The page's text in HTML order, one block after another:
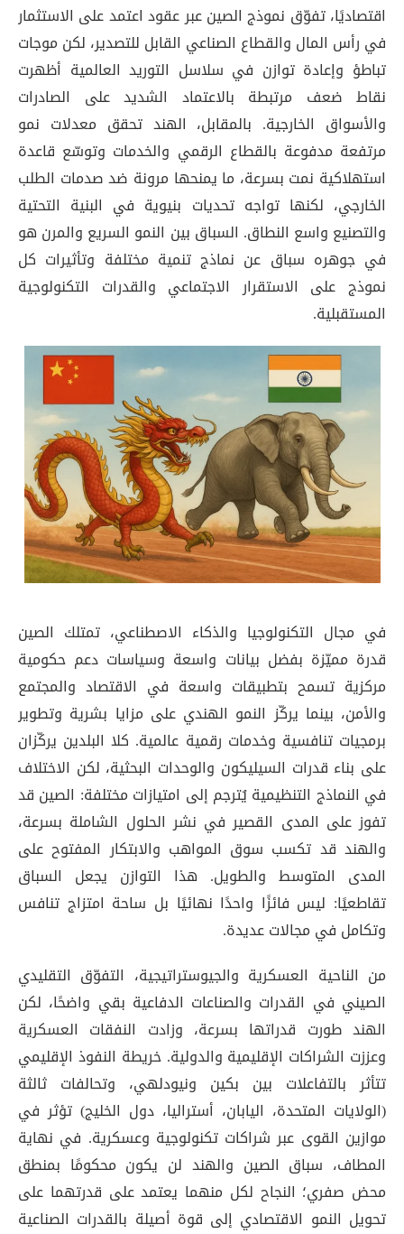
اقتصاديًا، تفوّق نموذج الصين عبر عقود اعتمد على الاستثمار
في رأس المال والقطاع الصناعي القابل للتصدير، لكن موجات
تباطؤ وإعادة توازن في سلاسل التوريد العالمية أظهرت
نقاط ضعف مرتبطة بالاعتماد الشديد على الصادرات
والأسواق الخارجية. بالمقابل، الهند تحقق معدلات نمو
مرتفعة مدفوعة بالقطاع الرقمي والخدمات وتوسّع قاعدة
استهلاكية نمت بسرعة، ما يمنحها مرونة ضد صدمات الطلب
الخارجي، لكنها تواجه تحديات بنيوية في البنية التحتية
والتصنيع واسع النطاق. السباق بين النمو السريع والمرن هو
في جوهره سباق عن نماذج تنمية مختلفة وتأثيرات كل
نموذج على الاستقرار الاجتماعي والقدرات التكنولوجية
المستقبلية.
في مجال التكنولوجيا والذكاء الاصطناعي، تمتلك الصين
قدرة مميّزة بفضل بيانات واسعة وسياسات دعم حكومية
مركزية تسمح بتطبيقات واسعة في الاقتصاد والمجتمع
والأمن، بينما يركّز النمو الهندي على مزايا بشرية وتطوير
برمجيات تنافسية وخدمات رقمية عالمية. كلا البلدين يركّزان
على بناء قدرات السيليكون والوحدات البحثية، لكن الاختلاف
في النماذج التنظيمية يُترجم إلى امتيازات مختلفة: الصين قد
تفوز على المدى القصير في نشر الحلول الشاملة بسرعة،
والهند قد تكسب سوق المواهب والابتكار المفتوح على
المدى المتوسط والطويل. هذا التوازن يجعل السباق
تقاطعيًا: ليس فائزًا واحدًا نهائيًا بل ساحة امتزاج تنافس
وتكامل في مجالات عديدة.
من الناحية العسكرية والجيوستراتيجية، التفوّق التقليدي
الصيني في القدرات والصناعات الدفاعية بقي واضحًا، لكن
الهند طورت قدراتها بسرعة، وزادت النفقات العسكرية
وعززت الشراكات الإقليمية والدولية. خريطة النفوذ الإقليمي
تتأثر بالتفاعلات بين بكين ونيودلهي، وتحالفات ثالثة
(الولايات المتحدة، اليابان، أستراليا، دول الخليج) تؤثر في
موازين القوى عبر شراكات تكنولوجية وعسكرية. في نهاية
المطاف، سباق الصين والهند لن يكون محكومًا بمنطق
محض صفري؛ النجاح لكل منهما يعتمد على قدرتهما على
تحويل النمو الاقتصادي إلى قوة أصيلة بالقدرات الصناعية